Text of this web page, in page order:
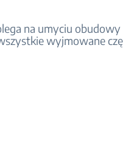
na umyciu
wyjmowane